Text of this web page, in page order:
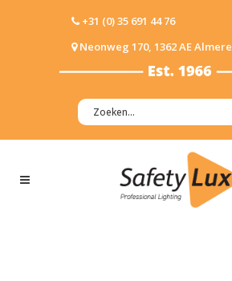
+31 (0) 35 691 44 76
Neonweg 170, 1362 AE Almere